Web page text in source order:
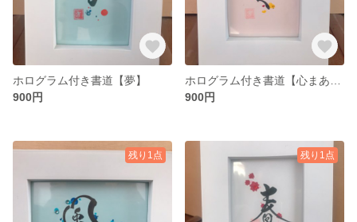
ホログラム付き書道【夢】
900円
900円
残り1点 残り1点